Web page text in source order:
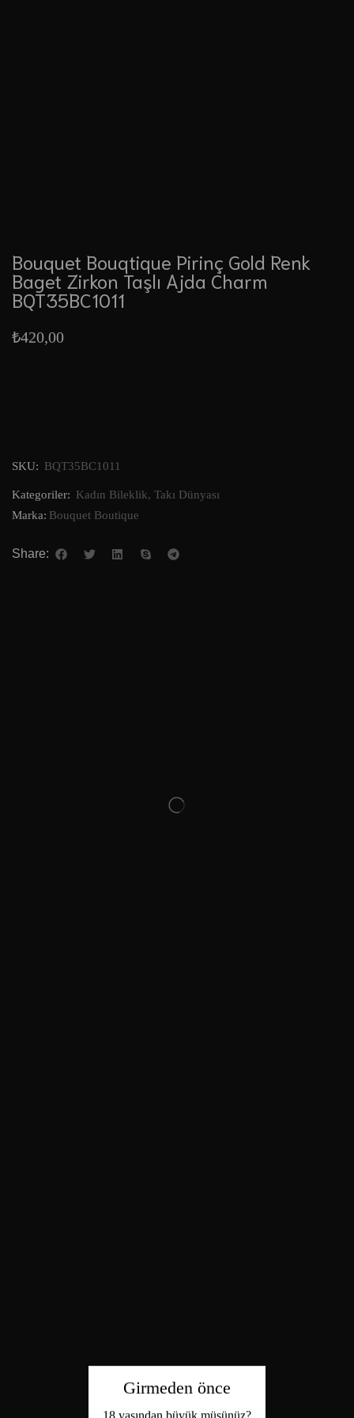
Girmeden önce
18 yaşından büyük müsünüz?
Bouquet Bouqtique Pirinç Gold Renk
Baget Zirkon Taşlı Ajda Charm
BQT35BC1011
₺420,00
SKU: BQT35BC1011
Kategoriler: Kadın Bileklik, Takı Dünyası
Marka: Bouquet Boutique
Share: